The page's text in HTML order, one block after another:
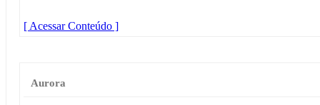
[ Acessar Conteúdo ]
Aurora